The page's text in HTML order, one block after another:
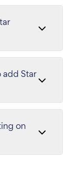
Star
on